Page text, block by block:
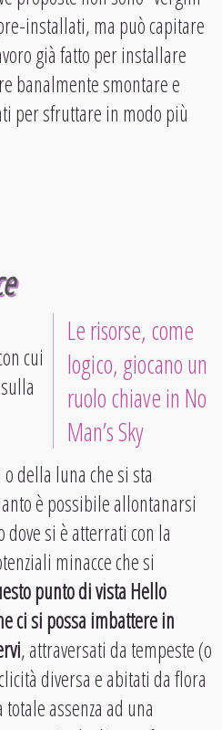
installati, ma può capitare
già fatto per installare
banalmente smontare e
per sfruttare in modo più
Le risorse, come
logico, giocano un
ruolo chiave in No
Man’s Sky
cui
della luna che si sta
è possibile allontanarsi
dove si è atterrati con la
minacce che si
punto di vista Hello
ci si possa imbattere in
, attraversati da tempeste (o
diversa e abitati da flora
assenza ad una